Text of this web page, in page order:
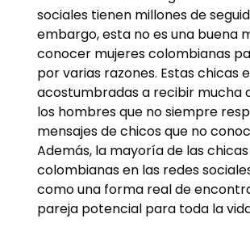
sociales tienen millones de
embargo, esta no es una buena
conocer mujeres colombianas
por varias razones. Estas chicas
acostumbradas a recibir mucha
los hombres que no siempre
mensajes de chicos que no
Además, la mayoría de las chicas
colombianas en las redes
como una forma real de
pareja potencial para toda la